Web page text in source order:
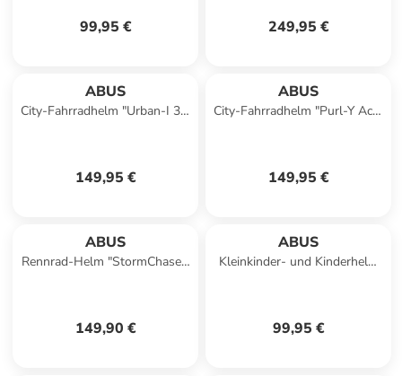
99,95 € 249,95 €
ABUS
City-Fahrradhelm "Urban-I 3.0
149,95 €
ABUS
City-Fahrradhelm "Purl-Y Ace"
149,95 €
ABUS
Rennrad-Helm "StormChaser"
149,90 €
ABUS
Kleinkinder- und Kinderhelm
99,95 €